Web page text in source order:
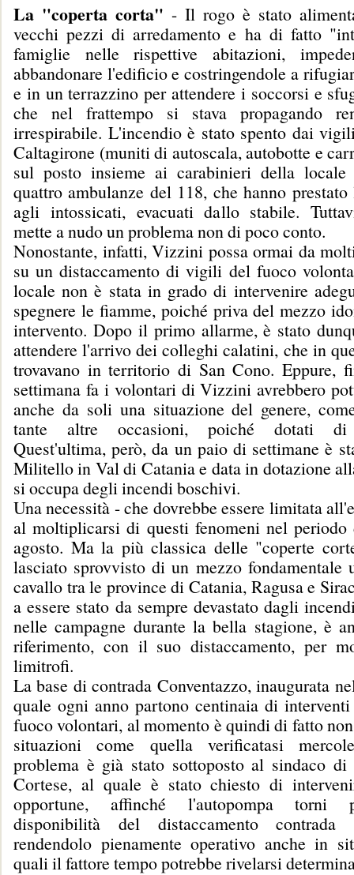
La "coperta corta" - Il rogo è stato
vecchi pezzi di arredamento e ha di fatto
famiglie nelle rispettive abitazioni,
abbandonare l'edificio e costringendole a
e in un terrazzino per attendere i soccorsi e
che nel frattempo si stava propagando
irrespirabile. L'incendio è stato spento dai
Caltagirone (muniti di autoscala, autobotte e
sul posto insieme ai carabinieri della
quattro ambulanze del 118, che hanno
agli intossicati, evacuati dallo stabile.
mette a nudo un problema non di poco conto.
Nonostante, infatti, Vizzini possa ormai da
su un distaccamento di vigili del fuoco
locale non è stata in grado di intervenire
spegnere le fiamme, poiché priva del mezzo
intervento. Dopo il primo allarme, è stato
attendere l'arrivo dei colleghi calatini, che in
trovavano in territorio di San Cono. Eppure,
settimana fa i volontari di Vizzini avrebbero
anche da soli una situazione del genere,
tante altre occasioni, poiché dotati di
Quest'ultima, però, da un paio di settimane è
Militello in Val di Catania e data in dotazione
si occupa degli incendi boschivi.
Una necessità - che dovrebbe essere limitata
al moltiplicarsi di questi fenomeni nel
agosto. Ma la più classica delle "coperte
lasciato sprovvisto di un mezzo fondamentale
cavallo tra le province di Catania, Ragusa e
a essere stato da sempre devastato dagli
nelle campagne durante la bella stagione, è
riferimento, con il suo distaccamento, per
limitrofi.
La base di contrada Conventazzo, inaugurata
quale ogni anno partono centinaia di
fuoco volontari, al momento è quindi di fatto
situazioni come quella verificatasi
problema è già stato sottoposto al sindaco
Cortese, al quale è stato chiesto di
opportune, affinché l'autopompa torni
disponibilità del distaccamento contrada
rendendolo pienamente operativo anche in
quali il fattore tempo potrebbe rivelarsi